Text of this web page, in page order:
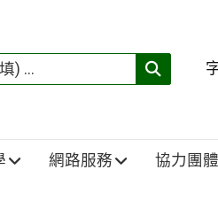
搜
填)：
網路服務 協力團體